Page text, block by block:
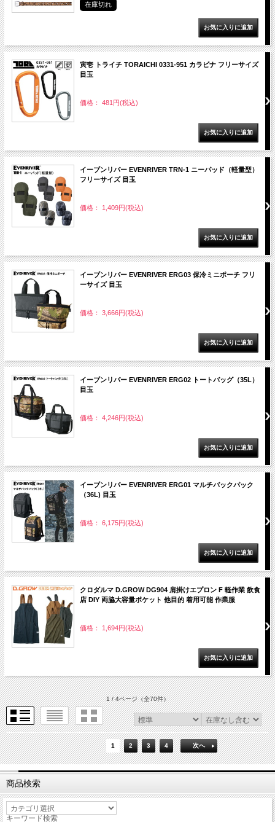
在庫切れ
寅壱 トライチ TORAICHI 0331-951 カラビナ フリーサイズ
目玉
価格： 481円(税込)
イーブンリバー EVENRIVER TRN-1 ニーパッド（軽量型）
フリーサイズ 目玉
価格： 1,409円(税込)
イーブンリバー EVENRIVER ERG03 保冷ミニポーチ フリ
ーサイズ 目玉
価格： 3,666円(税込)
イーブンリバー EVENRIVER ERG02 トートバッグ（35L）
目玉
価格： 4,246円(税込)
イーブンリバー EVENRIVER ERG01 マルチバックパック
（36L) 目玉
価格： 6,175円(税込)
クロダルマ D.GROW DG904 肩掛けエプロン F 軽作業 飲食
店 DIY 両脇大容量ポケット 他目的 着用可能 作業服
価格： 1,694円(税込)
1 / 4ページ（全70件）
1 2 3 4 次へ
商品検索
キーワード検索